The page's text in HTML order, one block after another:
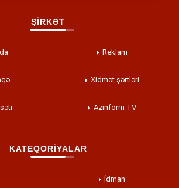
ŞİRKƏT
Reklam
Xidmət şərtləri
Azinform TV
KATEQORİYALAR
İdman